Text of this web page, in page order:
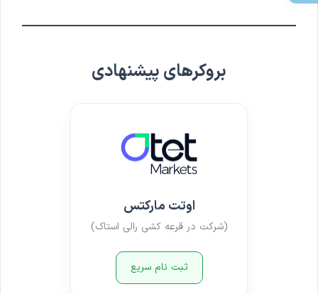
بروکرهای پیشنهادی
اوتت مارکتس
(شرکت در قرعه کشی رالی استاک)
ثبت نام سریع